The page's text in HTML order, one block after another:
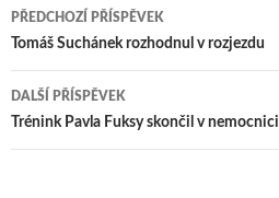
Navigace
pro
příspěvek
PŘEDCHOZÍ PŘÍSPĚVEK
Tomáš Suchánek rozhodnul v rozjezdu
DALŠÍ PŘÍSPĚVEK
Trénink Pavla Fuksy skončil v nemocnici